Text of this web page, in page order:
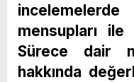
mensupları
Sürece dair
hakkında